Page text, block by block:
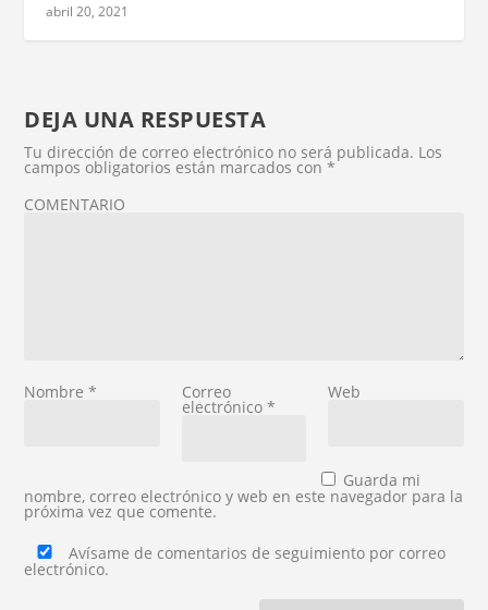
abril 20, 2021
DEJA UNA RESPUESTA
Tu dirección de correo electrónico no será publicada. Los
campos obligatorios están marcados con*
COMENTARIO
Nombre* Correo
electrónico *
Web
Guarda mi
nombre, correo electrónico y web en este navegador para la
próxima vez que comente.
Avísame de comentarios de seguimiento por correo
electrónico.